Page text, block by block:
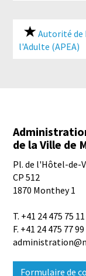
Autorité de
l'Adulte (APEA)
de la Ville de
Pl. de l'Hôtel-de-
CP 512
1870 Monthey 1
T. +41 24 475 75 11
F. +41 24 475 77 99
Formulaire de